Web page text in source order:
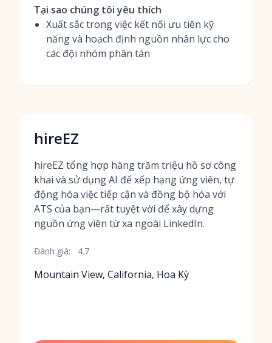
Tại sao chúng tôi yêu thích
Xuất sắc trong việc kết nối ưu tiên kỹ
năng và hoạch định nguồn nhân lực cho
các đội nhóm phân tán
hireEZ
hireEZ tổng hợp hàng trăm triệu hồ sơ công
khai và sử dụng AI để xếp hạng ứng viên, tự
động hóa việc tiếp cận và đồng bộ hóa với
ATS của bạn—rất tuyệt vời để xây dựng
nguồn ứng viên từ xa ngoài LinkedIn.
Đánh giá: 4.7
Mountain View, California, Hoa Kỳ